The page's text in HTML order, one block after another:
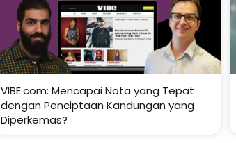
VIBE.com: Mencapai Nota yang Tepat
dengan Penciptaan Kandungan yang
Diperkemas?